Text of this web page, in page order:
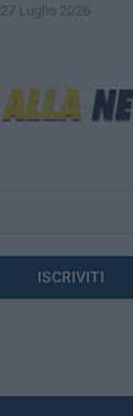
27 Luglio 2026